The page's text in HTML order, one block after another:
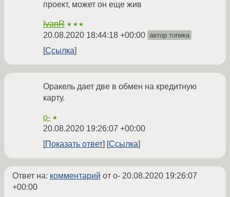
проект, может он еще жив
IvanR ★★★
20.08.2020 18:44:18 +00:00 автор топика
Ссылка
Оракель дает две в обмен на кредитную
карту.
o- ★
20.08.2020 19:26:07 +00:00
Показать ответ
Ссылка
Ответ на: комментарий от o- 20.08.2020 19:26:07
+00:00